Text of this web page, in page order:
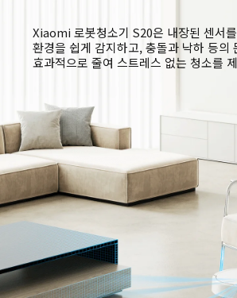
Xiaomi 로봇청소기 S20은 내장된 센서
환경을 쉽게 감지하고, 충돌과 낙하 등의
효과적으로 줄여 스트레스 없는 청소를